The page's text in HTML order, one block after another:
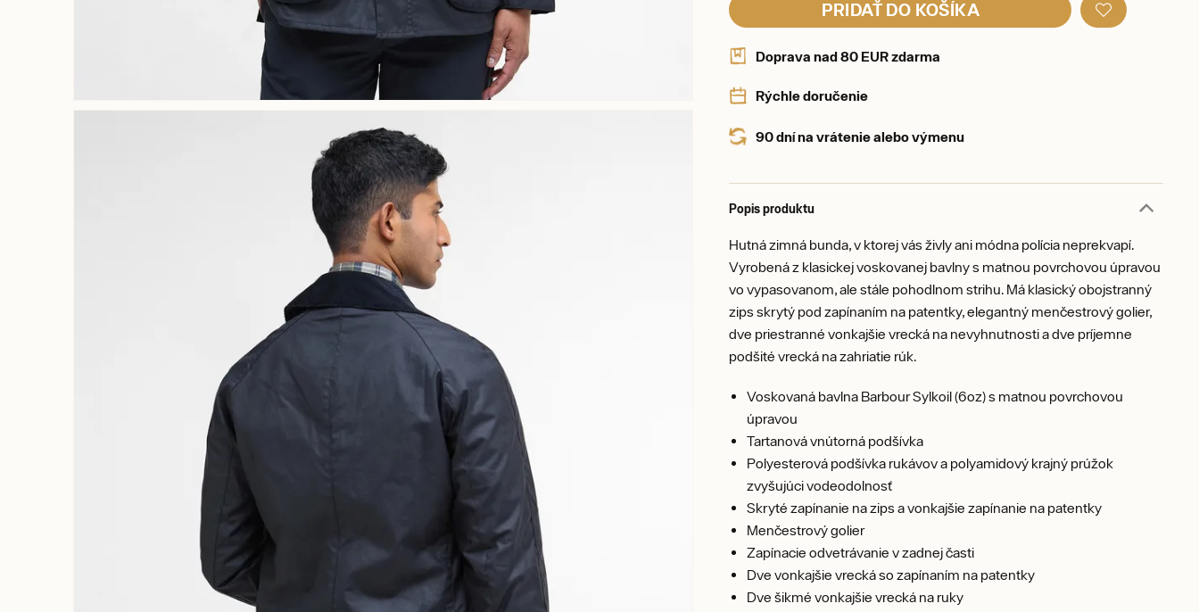
PRIDAŤ DO KOŠÍKA
Doprava nad 80 EUR zdarma
Rýchle doručenie
90 dní na vrátenie alebo výmenu
Popis produktu
Hutná zimná bunda, v ktorej vás živly ani módna polícia neprekvapí.
Vyrobená z klasickej voskovanej bavlny s matnou povrchovou úpravou
vo vypasovanom, ale stále pohodlnom strihu. Má klasický obojstranný
zips skrytý pod zapínaním na patentky, elegantný menčestrový golier,
dve priestranné vonkajšie vrecká na nevyhnutnosti a dve príjemne
podšité vrecká na zahriatie rúk.
Voskovaná bavlna Barbour Sylkoil (6oz) s matnou povrchovou
úpravou
Tartanová vnútorná podšívka
Polyesterová podšívka rukávov a polyamidový krajný prúžok
zvyšujúci vodeodolnosť
Skryté zapínanie na zips a vonkajšie zapínanie na patentky
Menčestrový golier
Zapínacie odvetrávanie v zadnej časti
Dve vonkajšie vrecká so zapínaním na patentky
Dve šikmé vonkajšie vrecká na ruky